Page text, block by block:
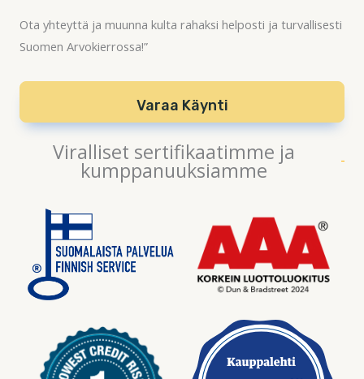
Ota yhteyttä ja muunna kulta rahaksi helposti ja turvallisesti
Suomen Arvokierrossa!”
Varaa Käynti
Viralliset sertifikaatimme ja
kumppanuuksiamme